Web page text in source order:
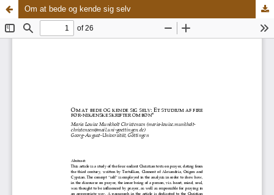
Om at bede og kende sig selv